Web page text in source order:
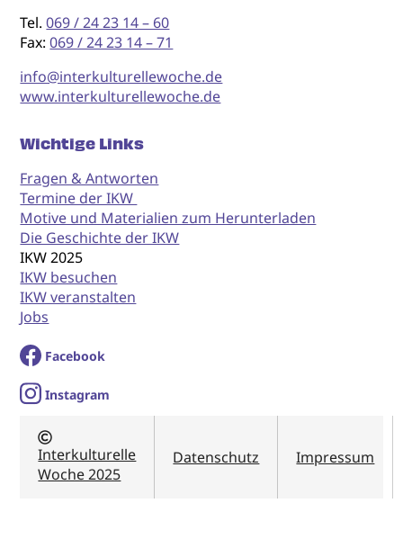
Tel.069 / 24 23 14 – 60
Fax:069 / 24 23 14 – 71
info@interkulturellewoche.de
www.interkulturellewoche.de
Wichtige Links
Fragen & Antworten
Termine der IKW
Motive und Materialien zum Herunterladen
Die Geschichte der IKW
IKW 2025
IKW besuchen
IKW veranstalten
Jobs
Facebook
Instagram
Interkulturelle
Woche 2025
Datenschutz Impressum